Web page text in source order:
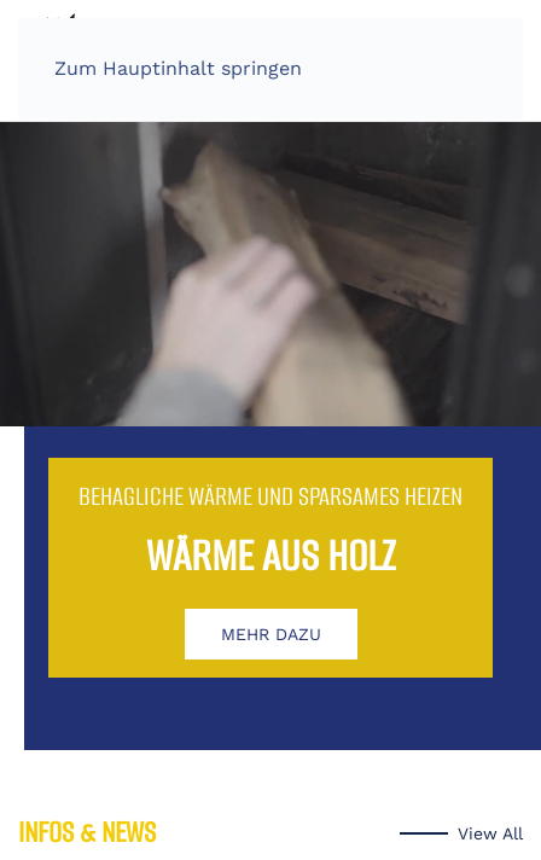
Zum Hauptinhalt springen
BEHAGLICHE WÄRME UND SPARSAMES HEIZEN
WÄRME AUS HOLZ
MEHR DAZU
INFOS & NEWS View All